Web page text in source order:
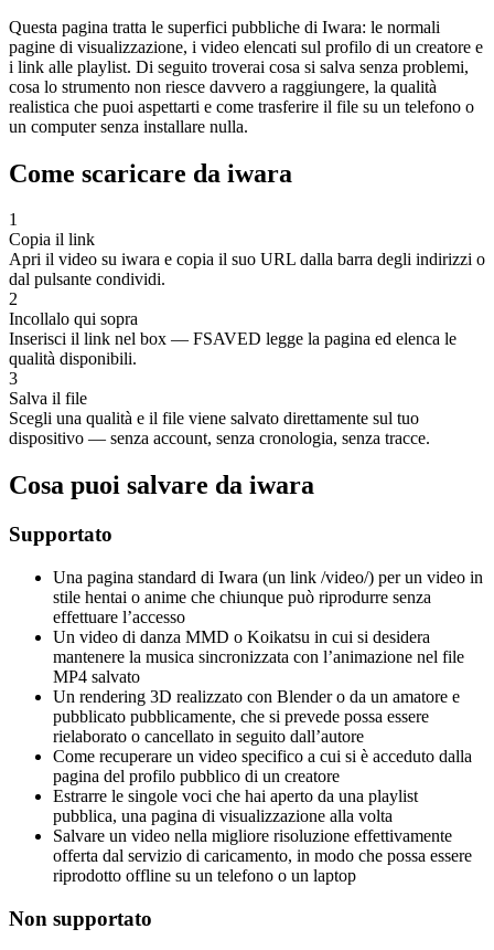
Questa pagina tratta le superfici pubbliche di Iwara: le normali
pagine di visualizzazione, i video elencati sul profilo di un creatore e
i link alle playlist. Di seguito troverai cosa si salva senza problemi,
cosa lo strumento non riesce davvero a raggiungere, la qualità
realistica che puoi aspettarti e come trasferire il file su un telefono o
un computer senza installare nulla.
Come scaricare da iwara
1
Copia il link
Apri il video su iwara e copia il suo URL dalla barra degli indirizzi o
dal pulsante condividi.
2
Incollalo qui sopra
Inserisci il link nel box — FSAVED legge la pagina ed elenca le
qualità disponibili.
3
Salva il file
Scegli una qualità e il file viene salvato direttamente sul tuo
dispositivo — senza account, senza cronologia, senza tracce.
Cosa puoi salvare da iwara
Supportato
Una pagina standard di Iwara (un link /video/) per un video in
stile hentai o anime che chiunque può riprodurre senza
effettuare l’accesso
Un video di danza MMD o Koikatsu in cui si desidera
mantenere la musica sincronizzata con l’animazione nel file
MP4 salvato
Un rendering 3D realizzato con Blender o da un amatore e
pubblicato pubblicamente, che si prevede possa essere
rielaborato o cancellato in seguito dall’autore
Come recuperare un video specifico a cui si è acceduto dalla
pagina del profilo pubblico di un creatore
Estrarre le singole voci che hai aperto da una playlist
pubblica, una pagina di visualizzazione alla volta
Salvare un video nella migliore risoluzione effettivamente
offerta dal servizio di caricamento, in modo che possa essere
riprodotto offline su un telefono o un laptop
Non supportato